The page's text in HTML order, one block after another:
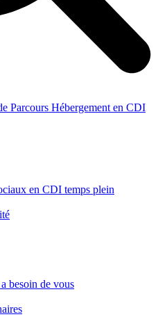
Parcours Hébergement en CDI
en CDI temps plein
besoin de vous